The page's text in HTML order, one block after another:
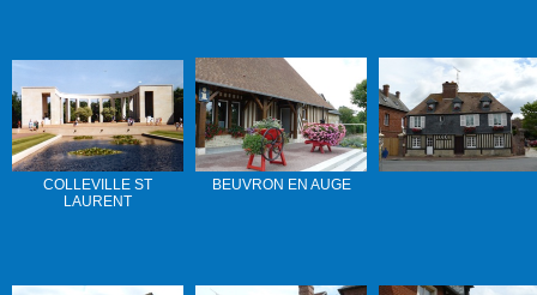
COLLEVILLE ST
LAURENT
BEUVRON EN AUGE